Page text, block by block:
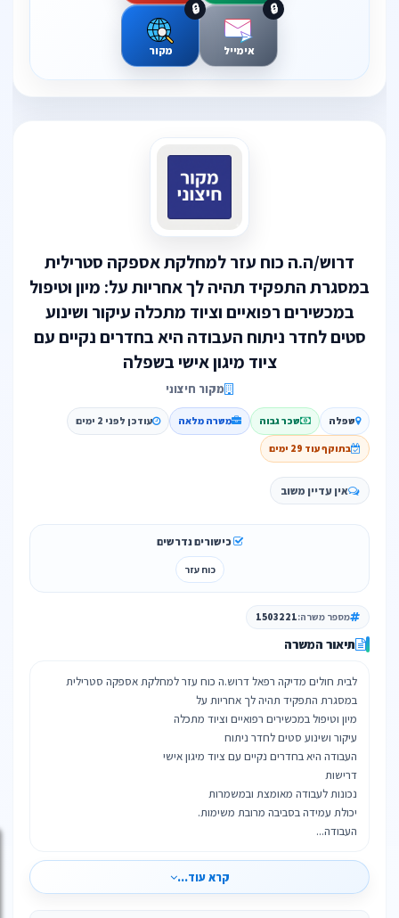
אימייל
🔒
מקור
🔒
דרוש/ה.ה כוח עזר למחלקת אספקה סטרילית
במסגרת התפקיד תהיה לך אחריות על: מיון וטיפול
במכשירים רפואיים וציוד מתכלה עיקור ושינוע
סטים לחדר ניתוח העבודה היא בחדרים נקיים עם
ציוד מיגון אישי בשפלה
מקור חיצוני
שפלה שכר גבוה משרה מלאה עודכן לפני 2 ימים
בתוקף עוד 29 ימים
אין עדיין משוב
כישורים נדרשים
כוח עזר
מספר משרה:1503221
תיאור המשרה
העבודה...
קרא עוד...